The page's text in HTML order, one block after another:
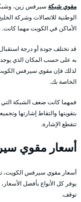
مقوي شبكة سيرفس زين،
الوطنية للاتصالات وشركة
الأماكن في الكويت مهما كانت.
قد تختلف جودة أو درجة
به على حسب المكان الذي يوجد
لذلك فإن مقوي سيرفس
الخاصة بك.
فمهما كانت ضعف الشبكة التي
بتقويتها والتقاط إشارتها
تتقطع الإشارة.
أسعار مقوي
أسعار مقوي سيرفس الكويت،
يوفر كل الأنواع بأفضل
توقف.